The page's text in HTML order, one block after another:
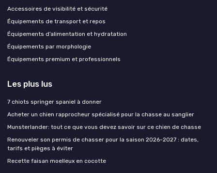
Accessoires de visibilité et sécurité
Équipements de transport et repos
Équipements d’alimentation et hydratation
Équipements par morphologie
Équipements premium et professionnels
Les plus lus
7 chiots springer spaniel à donner
Acheter un chien rapprocheur spécialisé pour la chasse au sanglier
Munsterlander: tout ce que vous devez savoir sur ce chien de chasse
Renouveler son permis de chasser pour la saison 2026-2027 : dates,
tarifs et pièges à éviter
Recette faisan moelleux en cocotte